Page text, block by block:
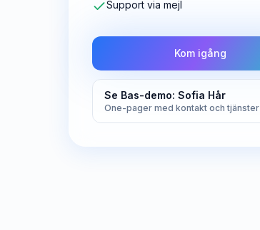
Support via mejl
Kom igång
Se Bas-demo: Sofia Hår
One-pager med kontakt och tjänster